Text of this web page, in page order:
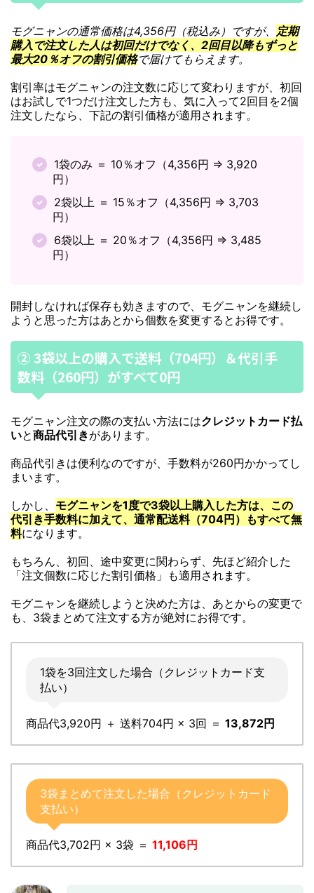
モグニャンの通常価格は4,356円（税込み）ですが、 定期
購入で注文した人は初回だけでなく、2回目以降もずっと
最大20％オフの割引価格で届けてもらえます。
割引率はモグニャンの注文数に応じて変わりますが、初回
はお試しで1つだけ注文した方も、気に入って2回目を2個
注文したなら、下記の割引価格が適用されます。
1袋のみ ＝ 10％オフ（4,356円 ⇒ 3,920
円）
2袋以上 ＝ 15％オフ（4,356円 ⇒ 3,703
円）
6袋以上 ＝ 20％オフ（4,356円 ⇒ 3,485
円）
開封しなければ保存も効きますので、モグニャンを継続し
ようと思った方はあとから個数を変更するとお得です。
② 3袋以上の購入で送料（704円）＆代引手
数料（260円）がすべて0円
モグニャン注文の際の支払い方法にはクレジットカード払
いと商品代引きがあります。
商品代引きは便利なのですが、手数料が260円かかってし
まいます。
しかし、 モグニャンを1度で3袋以上購入した方は、この
代引き手数料に加えて、通常配送料（704円）もすべて無
料になります。
もちろん、初回、途中変更に関わらず、先ほど紹介した
「注文個数に応じた割引価格」も適用されます。
モグニャンを継続しようと決めた方は、あとからの変更で
も、3袋まとめて注文する方が絶対にお得です。
1袋を3回注文した場合（クレジットカード支
払い）
商品代3,920円 ＋ 送料704円 × 3回 ＝ 13,872円
3袋まとめて注文した場合（クレジットカード
支払い）
商品代3,702円 × 3袋 ＝ 11,106円